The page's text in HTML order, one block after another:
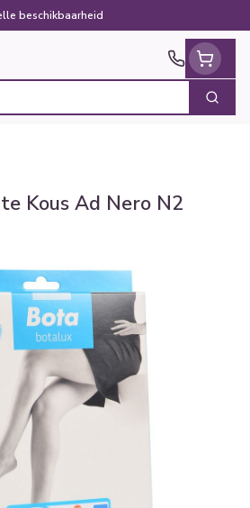
beschikbaarheid
Zoek
Kous Ad Nero N2